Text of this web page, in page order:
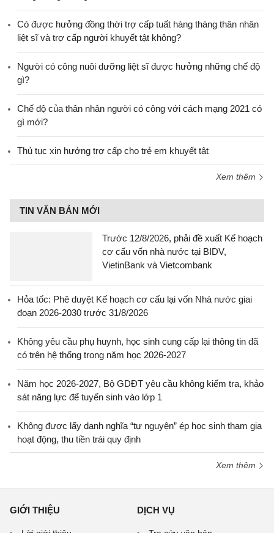
​Có được hưởng đồng thời trợ cấp tuất hàng tháng thân nhân
liệt sĩ và trợ cấp người khuyết tật không?
Người có công nuôi dưỡng liệt sĩ được hưởng những chế độ
gì?
Chế độ của thân nhân người có công với cách mạng 2021 có
gì mới?
Thủ tục xin hưởng trợ cấp cho trẻ em khuyết tật
Xem thêm
TIN VĂN BẢN MỚI
Trước 12/8/2026, phải đề xuất Kế hoạch
cơ cấu vốn nhà nước tại BIDV,
VietinBank và Vietcombank
Hỏa tốc: Phê duyệt Kế hoạch cơ cấu lại vốn Nhà nước giai
đoạn 2026-2030 trước 31/8/2026
Không yêu cầu phụ huynh, học sinh cung cấp lại thông tin đã
có trên hệ thống trong năm học 2026-2027
Năm học 2026-2027, Bộ GDĐT yêu cầu không kiểm tra, khảo
sát năng lực để tuyển sinh vào lớp 1
Không được lấy danh nghĩa “tự nguyện” ép học sinh tham gia
hoạt động, thu tiền trái quy định
Xem thêm
GIỚI THIỆU DỊCH VỤ